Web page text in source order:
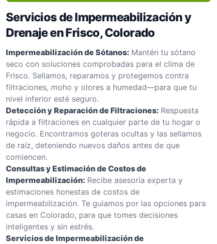
Servicios de Impermeabilización y
Drenaje en Frisco, Colorado
Impermeabilización de Sótanos: Mantén tu sótano
seco con soluciones comprobadas para el clima de
Frisco. Sellamos, reparamos y protegemos contra
filtraciones, moho y olores a humedad—para que tu
nivel inferior esté seguro.
Detección y Reparación de Filtraciones: Respuesta
rápida a filtraciones en cualquier parte de tu hogar o
negocio. Encontramos goteras ocultas y las sellamos
de raíz, deteniendo nuevos daños antes de que
comiencen.
Consultas y Estimación de Costos de
Impermeabilización: Recibe asesoría experta y
estimaciones honestas de costos de
impermeabilización. Te guiamos por las opciones para
casas en Colorado, para que tomes decisiones
inteligentes y sin estrés.
Servicios de Impermeabilización de